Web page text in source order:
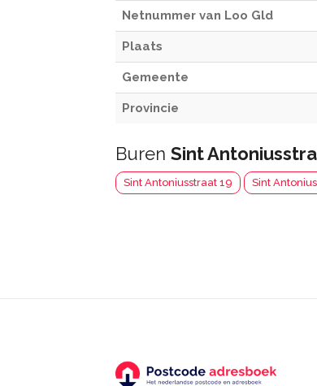
Netnummer van Loo Gld
Plaats
Gemeente
Provincie
Buren Sint
Sint Antoniusstraat 19 Sint